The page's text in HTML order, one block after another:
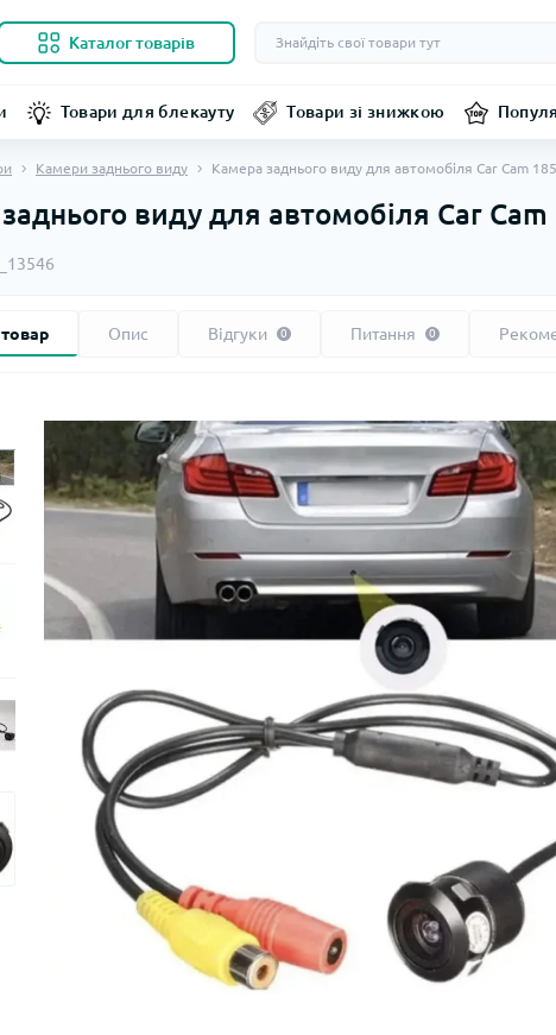
Каталог товарів
Товари для блекауту Товари зі знижкою
Камери заднього виду Камера заднього виду для автомобіля Car Cam
виду для автомобіля Car Cam
Опис Відгуки 0 Питання 0